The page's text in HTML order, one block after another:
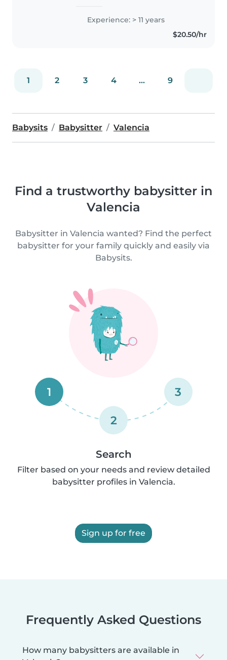
soy muy colaboradora y muy
humilde onesta soy una mujer
trabajadora cabeza de hogar
Experience: > 11 years
$20.50/hr
1 2 3 4 ... 9
Babysits Babysitter Valencia
Find a trustworthy babysitter in
Valencia
Babysitter in Valencia wanted? Find the perfect
babysitter for your family quickly and easily via
Babysits.
1
2
3
Search
Filter based on your needs and review detailed
babysitter profiles in Valencia.
Sign up for free
Frequently Asked Questions
How many babysitters are available in